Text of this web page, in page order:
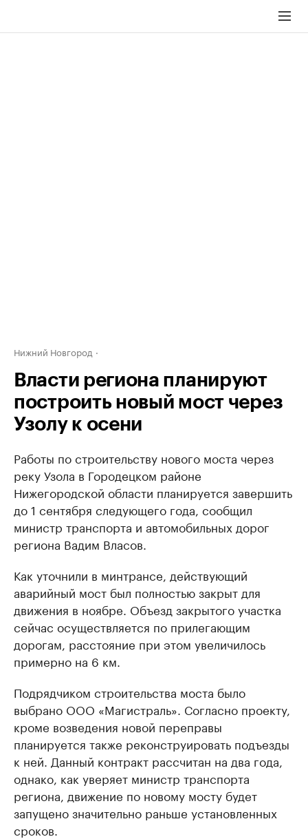
Нижний Новгород
Власти региона планируют
построить новый мост через
Узолу к осени
Работы по строительству нового моста через
реку Узола в Городецком районе
Нижегородской области планируется завершить
до 1 сентября следующего года, сообщил
министр транспорта и автомобильных дорог
региона Вадим Власов.
Как уточнили в минтрансе, действующий
аварийный мост был полностью закрыт для
движения в ноябре. Объезд закрытого участка
сейчас осуществляется по прилегающим
дорогам, расстояние при этом увеличилось
примерно на 6 км.
Подрядчиком строительства моста было
выбрано ООО «Магистраль». Согласно проекту,
кроме возведения новой переправы
планируется также реконструировать подъезды
к ней. Данный контракт рассчитан на два года,
однако, как уверяет министр транспорта
региона, движение по новому мосту будет
запущено значительно раньше установленных
сроков.